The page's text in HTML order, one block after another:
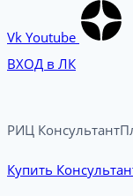
Vk Youtube
ВХОД в ЛК
РИЦ
Купить